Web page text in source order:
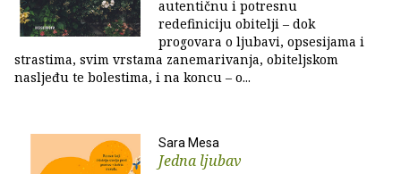
autentičnu i potresnu
redefiniciju obitelji – dok
progovara o ljubavi, opsesijama i
strastima, svim vrstama zanemarivanja, obiteljskom
nasljeđu te bolestima, i na koncu – o...
Sara Mesa
Jedna ljubav